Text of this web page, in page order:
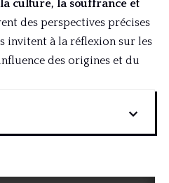
culture, la souffrance et
des perspectives précises
invitent à la réflexion sur les
des origines et du